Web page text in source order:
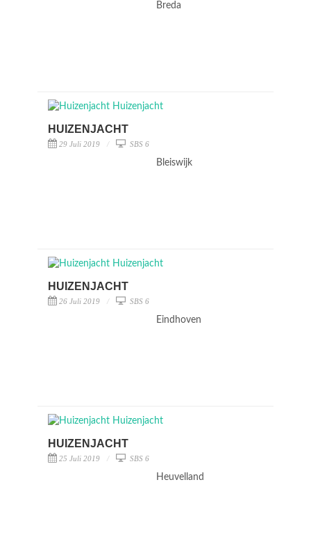
Breda
HUIZENJACHT
29 Juli 2019 SBS 6
Bleiswijk
HUIZENJACHT
26 Juli 2019 SBS 6
Eindhoven
HUIZENJACHT
25 Juli 2019 SBS 6
Heuvelland